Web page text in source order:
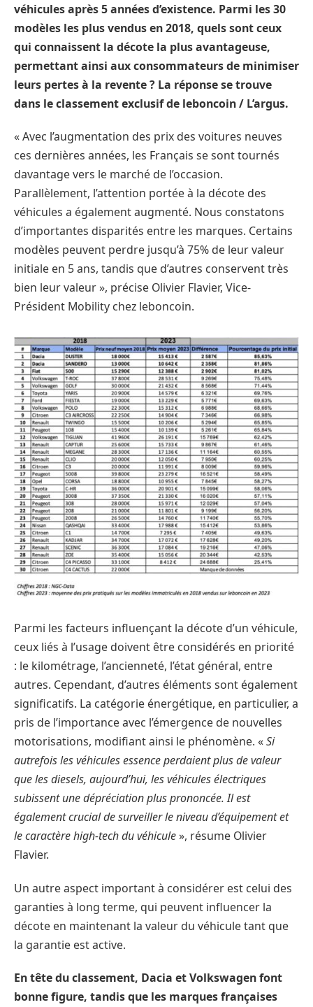
véhicules après 5 années d’existence. Parmi les 30
modèles les plus vendus en 2018, quels sont ceux
qui connaissent la décote la plus avantageuse,
permettant ainsi aux consommateurs de minimiser
leurs pertes à la revente ? La réponse se trouve
dans le classement exclusif de leboncoin / L’argus.
« Avec l’augmentation des prix des voitures neuves
ces dernières années, les Français se sont tournés
davantage vers le marché de l’occasion.
Parallèlement, l’attention portée à la décote des
véhicules a également augmenté. Nous constatons
d’importantes disparités entre les marques. Certains
modèles peuvent perdre jusqu’à 75% de leur valeur
initiale en 5 ans, tandis que d’autres conservent très
bien leur valeur », précise Olivier Flavier, Vice-
Président Mobility chez leboncoin.
Parmi les facteurs influençant la décote d’un véhicule,
ceux liés à l’usage doivent être considérés en priorité
: le kilométrage, l’ancienneté, l’état général, entre
autres. Cependant, d’autres éléments sont également
significatifs. La catégorie énergétique, en particulier, a
pris de l’importance avec l’émergence de nouvelles
motorisations, modifiant ainsi le phénomène. «Si
autrefois les véhicules essence perdaient plus de valeur
que les diesels, aujourd’hui, les véhicules électriques
subissent une dépréciation plus prononcée. Il est
également crucial de surveiller le niveau d’équipement et
le caractère high-tech du véhicule», résume Olivier
Flavier.
Un autre aspect important à considérer est celui des
garanties à long terme, qui peuvent influencer la
décote en maintenant la valeur du véhicule tant que
la garantie est active.
En tête du classement, Dacia et Volkswagen font
bonne figure, tandis que les marques françaises